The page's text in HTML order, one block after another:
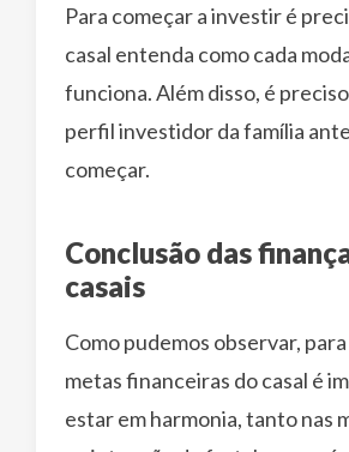
Para começar a investir é
casal entenda como cada
funciona. Além disso, é
perfil investidor da família
começar.
Conclusão das
casais
Como pudemos observar,
metas financeiras do casal é
estar em harmonia, tanto nas